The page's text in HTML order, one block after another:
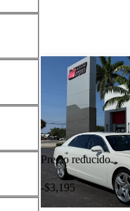
Precio reducido
-$3,195